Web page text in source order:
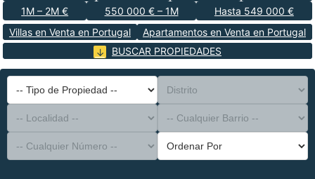
1M – 2M €
550 000 € – 1M
Hasta 549 000 €
Villas en Venta en Portugal
Apartamentos en Venta en Portugal
BUSCAR PROPIEDADES
-- Tipo de Propiedad --
Distrito
-- Localidad --
-- Cualquier Barrio --
-- Cualquier Número --
Ordenar Por